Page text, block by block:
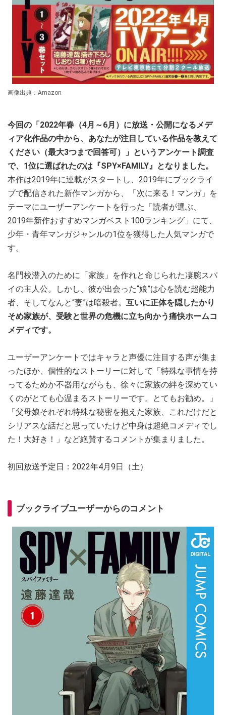
画像出典：Amazon
今回の「2022年春（4月～6月）に放送・公開になるメデ
ィア化作品の中から、あなたが注目している作品を教えて
ください（最大3つまで回答可）」というアンケート調査
で、1位に選ばれたのは『SPY×FAMILY』となりました。
本作は2019年に連載がスタートし、2019年にブックライ
ブで配信された新作マンガから、「次に来る！マンガ」を
テーマにユーザーアンケートを行った「読者が選ぶ、
2019年新作おすすめマンガベスト100ランキング」にて、
少年・青年マンガジャンルの1位を獲得した人気マンガで
す。
名門校潜入のために「家族」を作れと命じられた凄腕スパ
イの主人公。しかし、彼が出会った“娘”は心を読む超能力
者、そしてなんと“妻”は暗殺者。 互いに正体を隠したかり
そめ家族が、受験と世界の危機に立ち向かう痛快ホームコ
メディです。
ユーザーアンケートではキャラと声優に注目する声が集ま
ったほか、個性的なストーリーに対して「特殊な事情を持
ってるためか不器用ながらも、徐々に家族の絆を深めてい
くのがとても心温まるストーリーです。とてもお勧め。」
「父母娘それぞれ特殊な秘密を抱えた家族、これだけだと
シリアスな話だと思っていたけど中身は超絶コメディでし
た！大好き！」など絶賛するコメントが集まりました。
初回放送予定日：2022年4月9日（土）
ブックライブユーザーからのコメント